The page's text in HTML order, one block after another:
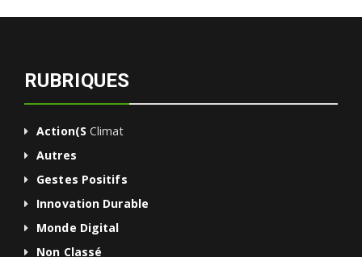
RUBRIQUES
Action(s Climat
Autres
Gestes Positifs
Innovation Durable
Monde Digital
Non Classé